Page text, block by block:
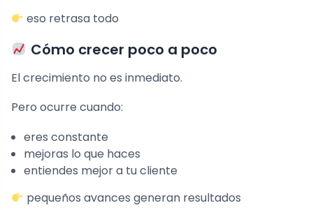
eso retrasa todo
Cómo crecer poco a poco
El crecimiento no es inmediato.
Pero ocurre cuando:
eres constante
mejoras lo que haces
entiendes mejor a tu cliente
pequeños avances generan resultados